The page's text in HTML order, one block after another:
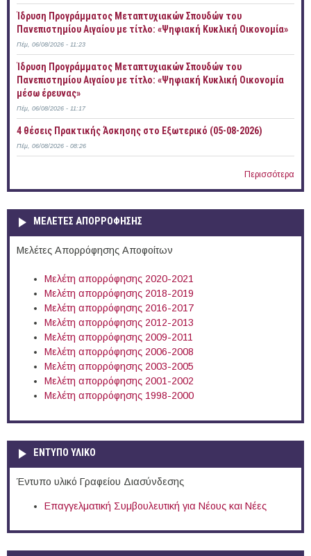
Ίδρυση Προγράμματος Μεταπτυχιακών Σπουδών του
Πανεπιστημίου Αιγαίου με τίτλο: «Ψηφιακή Κυκλική Οικονομία»
Πέμ, 06/08/2026 - 11:23
Ίδρυση Προγράμματος Μεταπτυχιακών Σπουδών του
Πανεπιστημίου Αιγαίου με τίτλο: «Ψηφιακή Κυκλική Οικονομία
μέσω έρευνας»
Πέμ, 06/08/2026 - 11:17
4 θέσεις Πρακτικής Άσκησης στο Εξωτερικό (05-08-2026)
Πέμ, 06/08/2026 - 08:26
Περισσότερα
ΜΕΛΕΤΕΣ ΑΠΟΡΡΟΦΗΣΗΣ
Μελέτες Απορρόφησης Αποφοίτων
Μελέτη απορρόφησης 2020-2021
Μελέτη απορρόφησης 2018-2019
Μελέτη απορρόφησης 2016-2017
Μελέτη απορρόφησης 2012-2013
Μελέτη απορρόφησης 2009-2011
Μελέτη απορρόφησης 2006-2008
Μελέτη απορρόφησης 2003-2005
Μελέτη απορρόφησης 2001-2002
Μελέτη απορρόφησης 1998-2000
ΕΝΤΥΠΟ ΥΛΙΚΟ
Έντυπο υλικό Γραφείου Διασύνδεσης
Επαγγελματική Συμβουλευτική για Νέους και Νέες